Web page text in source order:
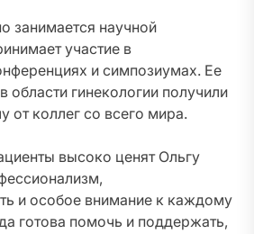
занимается научной
участие в
и симпозиумах. Ее
области гинекологии получили
от коллег со всего мира.
высоко ценят Ольгу
и особое внимание к каждому
готова помочь и поддержать,